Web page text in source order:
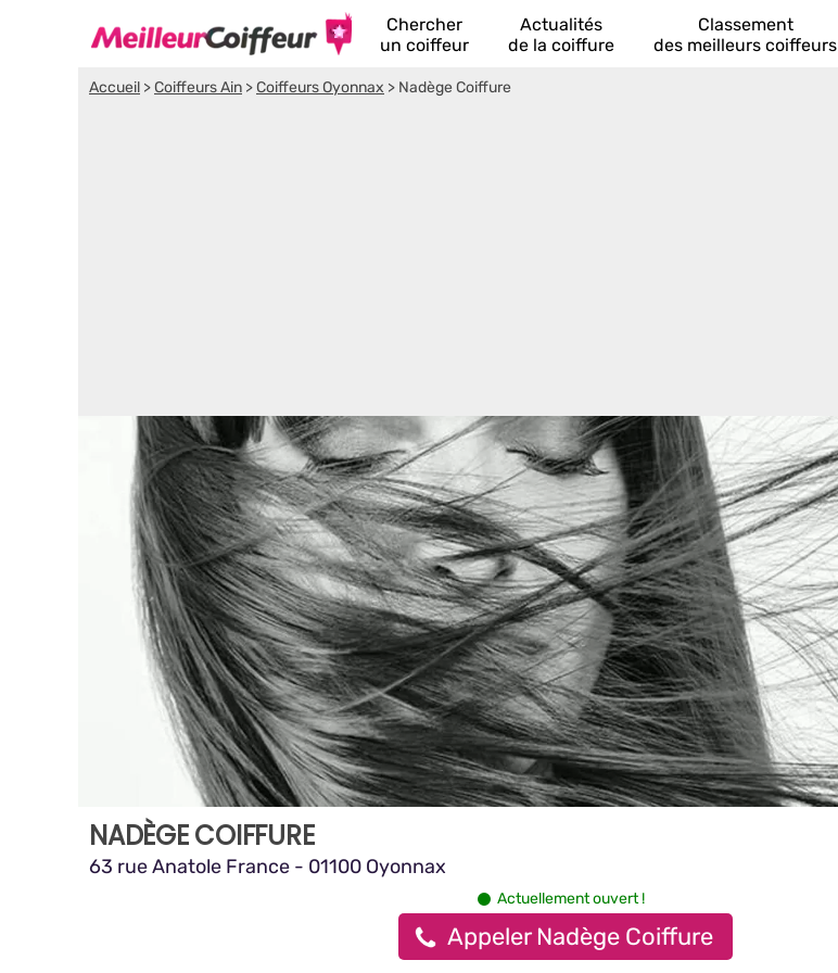
Chercher
un coiffeur
Actualités
de la coiffure
Classement
des meilleurs coiffeurs
Accueil >Coiffeurs Ain >Coiffeurs Oyonnax > Nadège Coiffure
NADÈGE COIFFURE
63 rue Anatole France - 01100 Oyonnax
Actuellement ouvert !
Appeler Nadège Coiffure